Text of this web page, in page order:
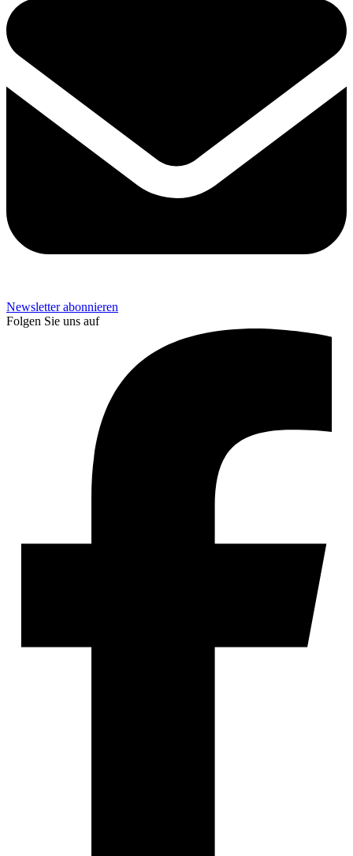
Newsletter abonnieren
Folgen Sie uns auf